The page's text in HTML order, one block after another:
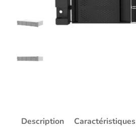
Description Caractéristiques